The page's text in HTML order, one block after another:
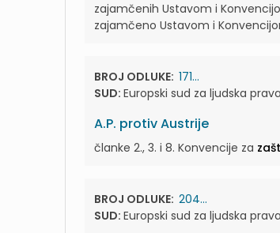
zajamčenih Ustavom i
zajamčeno Ustavom i
BROJ ODLUKE: 171...
SUD: Europski sud za ljudska prava
A.P. protiv Austrije
članke 2., 3. i 8. Konvencije za
BROJ ODLUKE: 204...
SUD: Europski sud za ljudska prava